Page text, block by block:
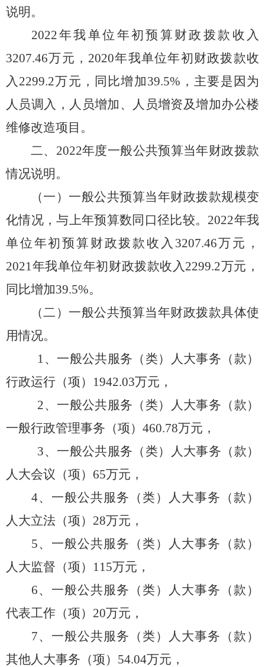
说明。
2022年我单位年初预算财政拨款收入
3207.46万元， 2020年我单位年初财政拨款收
入 2299.2万元，同比增加39.5%，主要是因为
人员调入，人员增加 、人员增资及增加办公楼
维修改造项目 。
二、 2022年度一般公共预算当年财政拨款
情况说明。
（一）一般公共预算当年财政拨款规模变
化情况，与上年预算数同口径比较。 2022年我
单位年初预算财政拨款收入 3207.46万元，
2021 年我单位年初财政拨款收入 2299.2万元，
同比增加39.5%。
（二）一般公共预算当年财政拨款具体使
用情况。
1、一般公共服务（类）人大事务（款）
行政运行（项）1942.03万元，
2、一般公共服务（类）人大事务（款）
一般行政管理事务（项）460.78万元，
3、一般公共服务（类）人大事务（款）
人大会议（项） 65万元，
4、一般公共服务（类）人大事务（款）
人大立法（项） 28万元，
5、一般公共服务（类）人大事务（款）
人大监督（项） 115万元，
6、一般公共服务（类）人大事务（款）
代表工作（项） 20万元，
7、一般公共服务（类）人大事务（款）
其他人大事务（项） 54.04万元，